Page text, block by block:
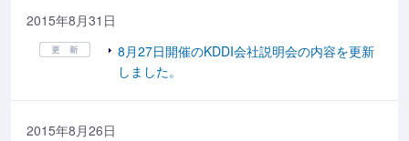
2015年8月31日
8月27日開催のKDDI会社説明会の内容を更新
しました。
2015年8月26日